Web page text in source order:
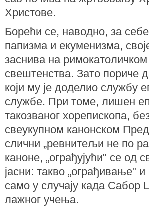
Христове.
Борећи се, наводно, за
папизма и екуменизма,
заснива на
свештенства. Зато пориче
који му је доделио службу
службе. При томе, лишен
такозваног хорепископа,
свеукупном канонском
слични „ревнитељи не по
каноне, „ограђујући" се од
јасни: такво „ограђивање"
само у случају када Сабор
лажног учења.